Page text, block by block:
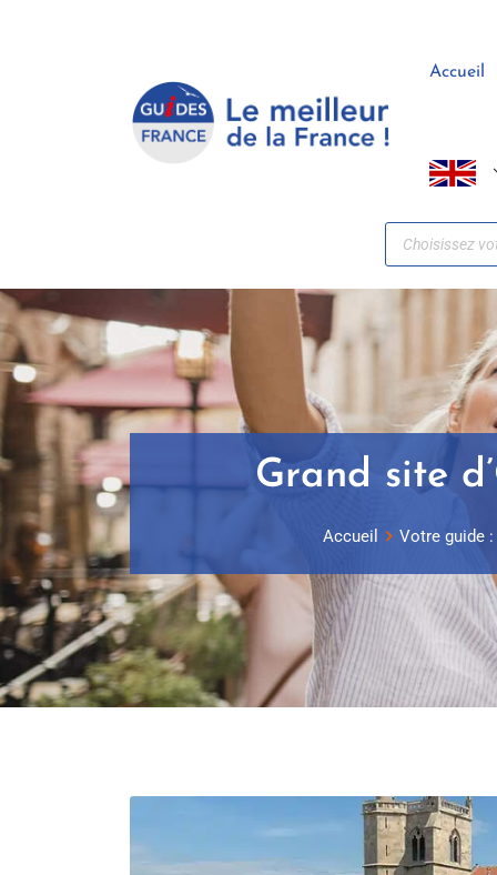
Accueil
Grand site
Accueil Votre guide